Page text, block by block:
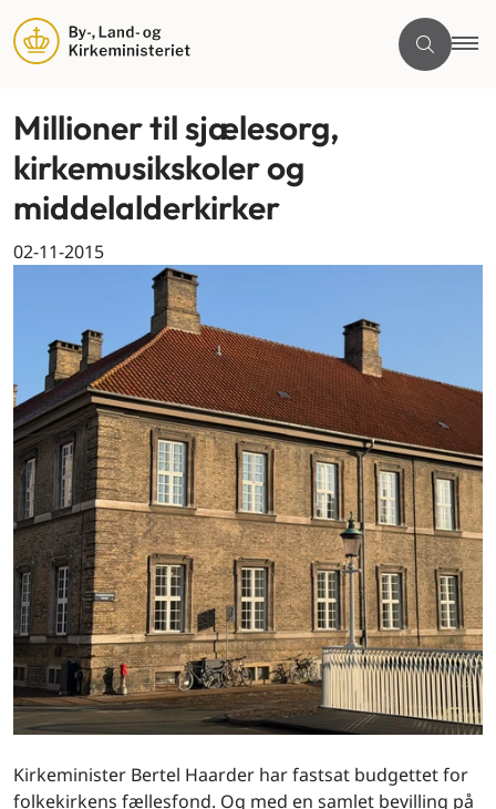
Millioner til sjælesorg,
kirkemusikskoler og
middelalderkirker
02-11-2015
Kirkeminister Bertel Haarder har fastsat budgettet for
folkekirkens fællesfond. Og med en samlet bevilling på